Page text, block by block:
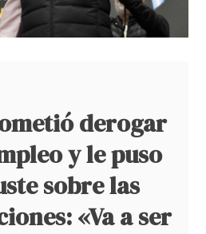
derogar
y le puso
sobre las
«Va a ser